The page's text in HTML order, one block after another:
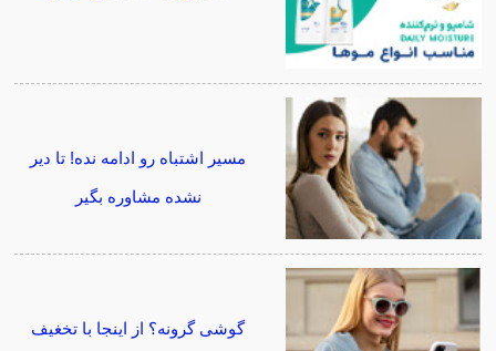
مسیر اشتباه رو ادامه نده! تا دیر
نشده مشاوره بگیر
گوشی گرونه؟ از اینجا با تخغیف